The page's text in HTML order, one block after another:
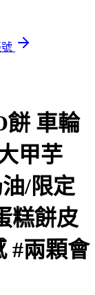
餅 車輪
甲芋
/限定
糕餅皮
#兩顆會